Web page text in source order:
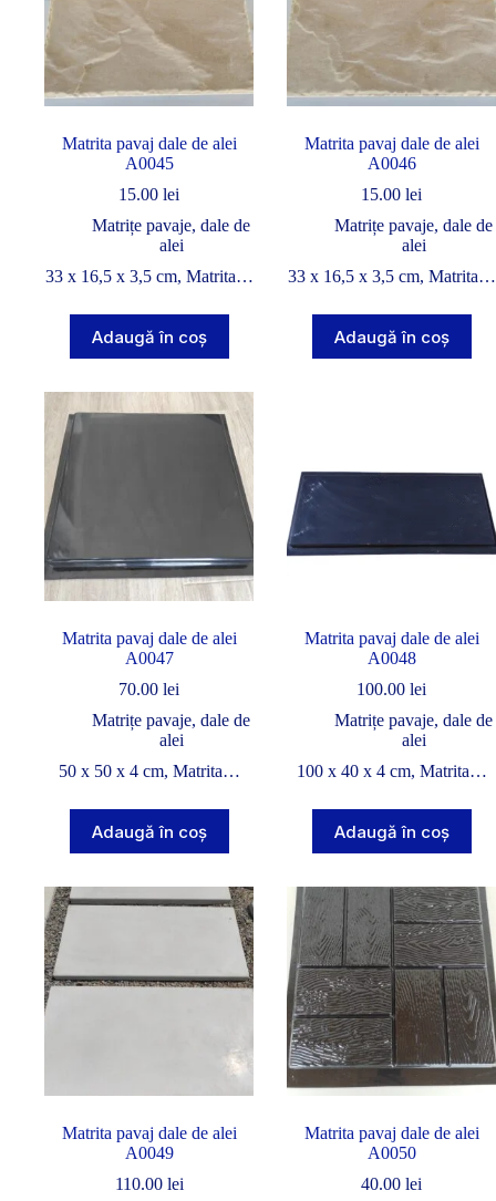
Matrita pavaj dale de alei
A0045
15.00 lei
Matrițe pavaje, dale de
alei
33 x 16,5 x 3,5 cm, Matrita…
Adaugă în coș
Matrita pavaj dale de alei
A0046
15.00 lei
Matrițe pavaje, dale de
alei
33 x 16,5 x 3,5 cm, Matrita…
Adaugă în coș
Matrita pavaj dale de alei
A0047
70.00 lei
Matrițe pavaje, dale de
alei
50 x 50 x 4 cm, Matrita…
Adaugă în coș
Matrita pavaj dale de alei
A0048
100.00 lei
Matrițe pavaje, dale de
alei
100 x 40 x 4 cm, Matrita…
Adaugă în coș
Matrita pavaj dale de alei
A0049
110.00 lei
Matrita pavaj dale de alei
A0050
40.00 lei